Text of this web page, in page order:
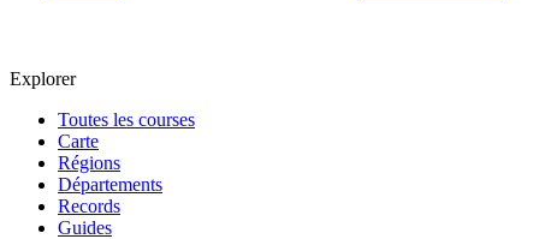
Explorer
Toutes les courses
Carte
Régions
Départements
Records
Guides